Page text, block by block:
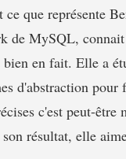
que représente
de MySQL, connait
en fait. Elle a
d'abstraction pour
c'est peut-être
résultat, elle